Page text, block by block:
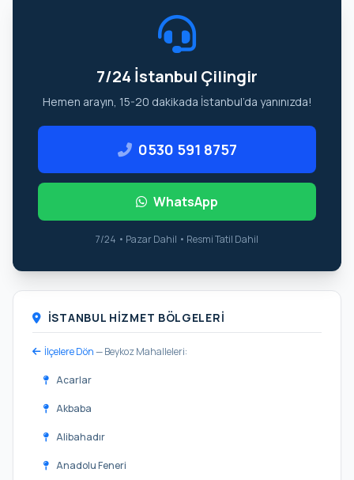
7/24 İstanbul Çilingir
Hemen arayın, 15-20 dakikada İstanbul’da yanınızda!
0530 591 8757
WhatsApp
7/24 • Pazar Dahil • Resmi Tatil Dahil
İSTANBUL HIZMET BÖLGELERI
İlçelere Dön— Beykoz Mahalleleri:
Acarlar
Akbaba
Alibahadır
Anadolu Feneri